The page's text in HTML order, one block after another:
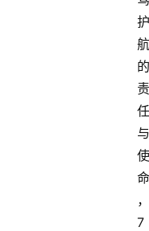
护
航
的
责
任
与
使
命
，
7